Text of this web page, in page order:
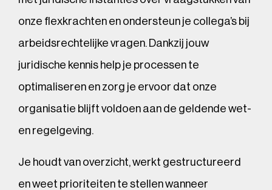
onze flexkrachten en ondersteun je collega’s bij
arbeidsrechtelijke vragen. Dankzij jouw
juridische kennis help je processen te
optimaliseren en zorg je ervoor dat onze
organisatie blijft voldoen aan de geldende wet-
en regelgeving.
Je houdt van overzicht, werkt gestructureerd
en weet prioriteiten te stellen wanneer